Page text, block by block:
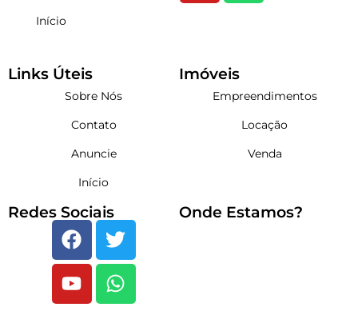
Início
Links Úteis
Sobre Nós
Contato
Anuncie
Início
Imóveis
Empreendimentos
Locação
Venda
Redes Sociais Onde Estamos?